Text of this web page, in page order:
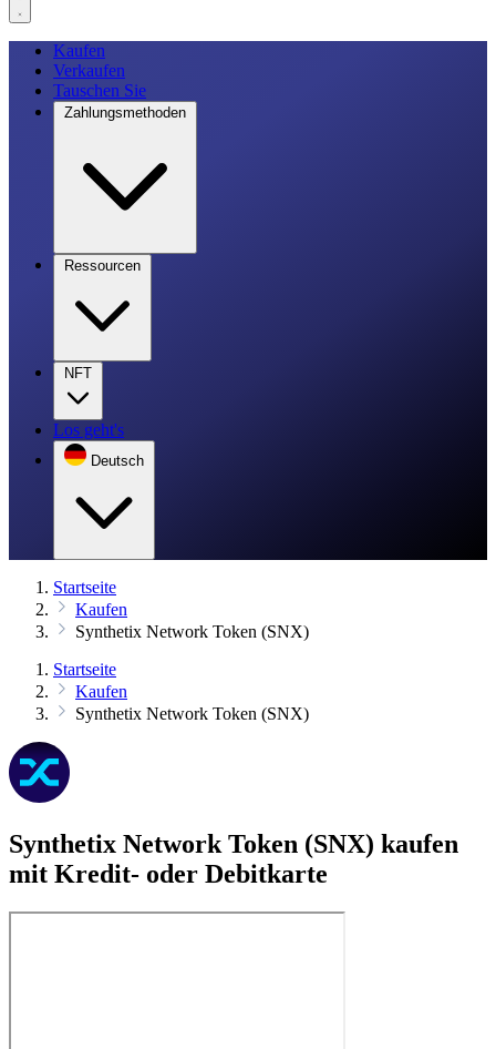
Kaufen
Verkaufen
Tauschen Sie
Zahlungsmethoden
Ressourcen
NFT
Los geht's
Deutsch
Startseite
Kaufen
Synthetix Network Token (SNX)
Startseite
Kaufen
Synthetix Network Token (SNX)
Synthetix Network Token (SNX) kaufen
mit Kredit- oder Debitkarte